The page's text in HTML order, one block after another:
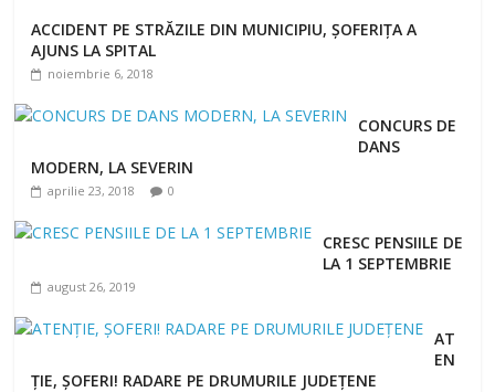
ACCIDENT PE STRĂZILE DIN MUNICIPIU, ȘOFERIȚA A
AJUNS LA SPITAL
noiembrie 6, 2018
CONCURS DE
DANS
MODERN, LA SEVERIN
aprilie 23, 2018 0
CRESC PENSIILE DE
LA 1 SEPTEMBRIE
august 26, 2019
AT
EN
ȚIE, ȘOFERI! RADARE PE DRUMURILE JUDEȚENE